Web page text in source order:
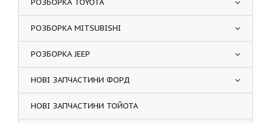
РОЗБОРКА TOYOTA
РОЗБОРКА MITSUBISHI
РОЗБОРКА JEEP
НОВІ ЗАПЧАСТИНИ ФОРД
НОВІ ЗАПЧАСТИНИ ТОЙОТА